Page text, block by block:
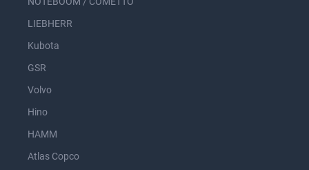
LIEBHERR
Kubota
GSR
Volvo
Hino
HAMM
Atlas Copco